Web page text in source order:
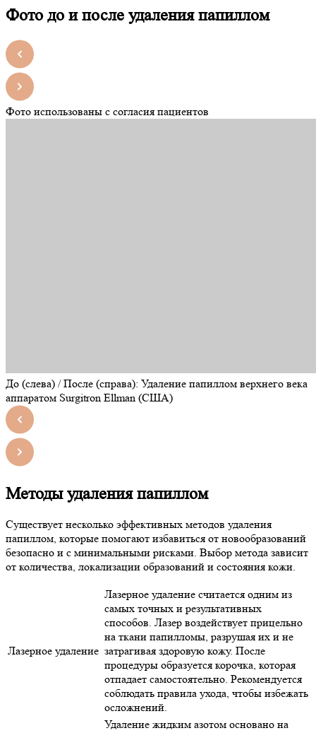
Фото до и после удаления папиллом
Фото использованы с согласия пациентов
До (слева) / После (справа): Удаление папиллом верхнего века
аппаратом Surgitron Ellman (США)
Методы удаления папиллом
Существует несколько эффективных методов удаления
папиллом, которые помогают избавиться от новообразований
безопасно и с минимальными рисками. Выбор метода зависит
от количества, локализации образований и состояния кожи.
Лазерное удаление
Лазерное удаление считается одним из
самых точных и результативных
способов. Лазер воздействует прицельно
на ткани папилломы, разрушая их и не
затрагивая здоровую кожу. После
процедуры образуется корочка, которая
отпадает самостоятельно. Рекомендуется
соблюдать правила ухода, чтобы избежать
осложнений.
Удаление жидким азотом основано на